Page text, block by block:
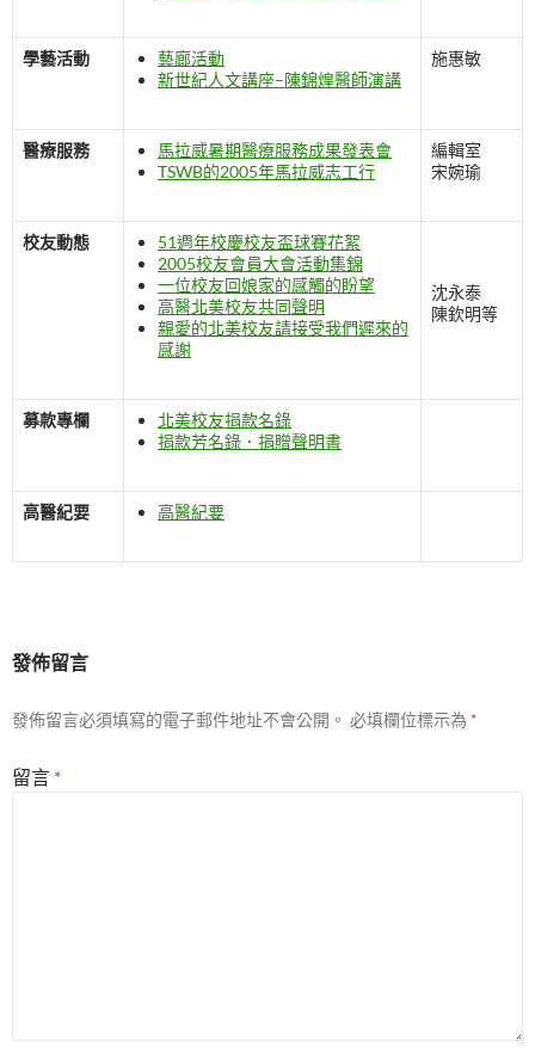
學藝活動
藝廊活動
新世紀人文講座–陳錦煌醫師演講
施惠敏
醫療服務
馬拉威暑期醫療服務成果發表會
TSWB的2005年馬拉威志工行
編輯室
宋婉瑜
校友動態
51週年校慶校友盃球賽花絮
2005校友會員大會活動集錦
一位校友回娘家的感觸的盼望
高醫北美校友共同聲明
親愛的北美校友請接受我們遲來的
感謝
沈永泰
陳欽明等
募款專欄
北美校友捐款名錄
捐款芳名錄．捐贈聲明書
高醫紀要 高醫紀要
發佈留言
發佈留言必須填寫的電子郵件地址不會公開。 必填欄位標示為 *
留言 *